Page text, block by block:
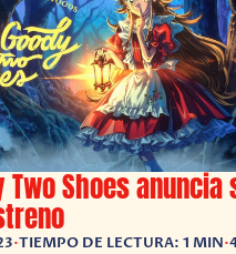
Two Shoes anuncia
•TIEMPO DE LECTURA: 1 MIN•